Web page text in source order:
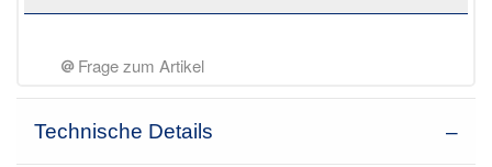
Frage zum Artikel
Technische Details